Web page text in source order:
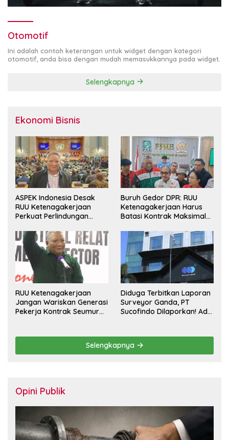
Otomotif
Ini adalah contoh keterangan untuk widget dengan kategori
otomotif, anda bisa dengan mudah memasukkannya pada widget.
Selengkapnya
Ekonomi Bisnis
ASPEK Indonesia Desak
RUU Ketenagakerjaan
Perkuat Perlindungan
Pesangon
Buruh Gedor DPR: RUU
Ketenagakerjaan Harus
Batasi Kontrak Maksimal
Berbasis KHL
RUU Ketenagakerjaan
Jangan Wariskan Generasi
Pekerja Kontrak Seumur
Diduga Terbitkan Laporan
Surveyor Ganda, PT
Sucofindo Dilaporkan! Ada
Selengkapnya
Opini Publik